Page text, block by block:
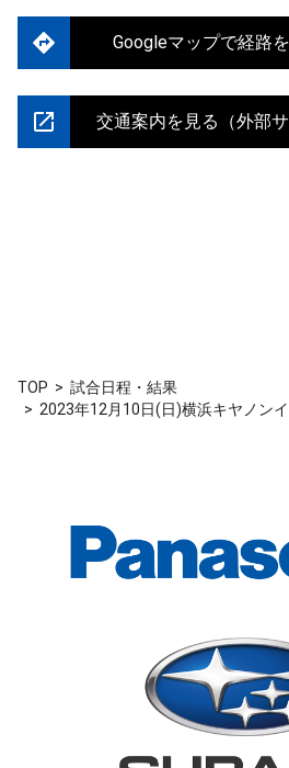
Googleマップで経路
交通案内を見る（外部サ
TOP
試合日程・結果
2023年12月10日(日)横浜キヤノン